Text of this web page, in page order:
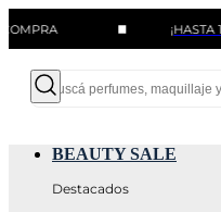
¡HASTA 10
BEAUTY SALE
Destacados